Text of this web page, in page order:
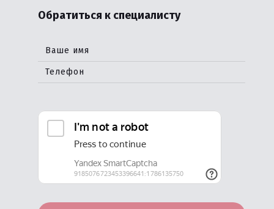
Обратиться к специалисту
Ваше имя
Телефон